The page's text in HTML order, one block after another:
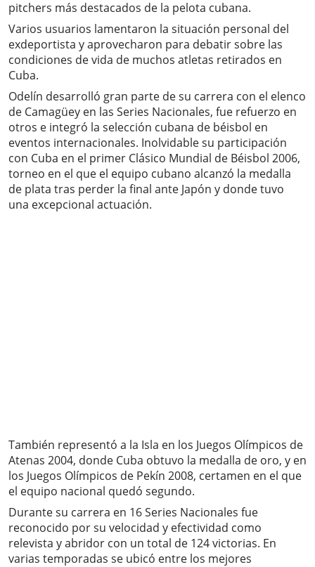
pitchers más destacados de la pelota cubana.
Varios usuarios lamentaron la situación personal del
exdeportista y aprovecharon para debatir sobre las
condiciones de vida de muchos atletas retirados en
Cuba.
Odelín desarrolló gran parte de su carrera con el elenco
de Camagüey en las Series Nacionales, fue refuerzo en
otros e integró la selección cubana de béisbol en
eventos internacionales. Inolvidable su participación
con Cuba en el primer Clásico Mundial de Béisbol 2006,
torneo en el que el equipo cubano alcanzó la medalla
de plata tras perder la final ante Japón y donde tuvo
una excepcional actuación.
También representó a la Isla en los Juegos Olímpicos de
Atenas 2004, donde Cuba obtuvo la medalla de oro, y en
los Juegos Olímpicos de Pekín 2008, certamen en el que
el equipo nacional quedó segundo.
Durante su carrera en 16 Series Nacionales fue
reconocido por su velocidad y efectividad como
relevista y abridor con un total de 124 victorias. En
varias temporadas se ubicó entre los mejores